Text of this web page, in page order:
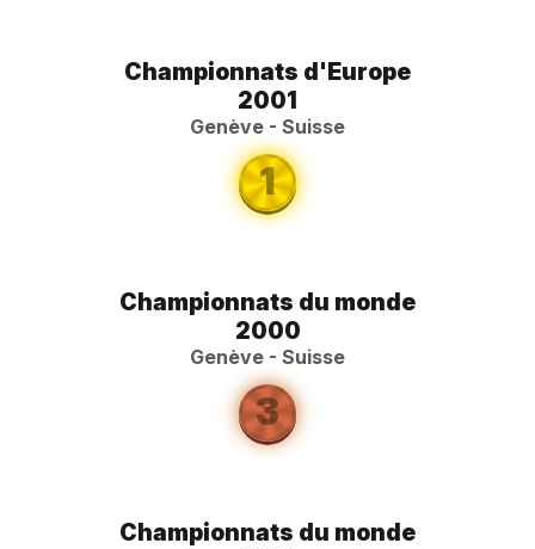
Championnats d'Europe
2001
Genève - Suisse
1
Championnats du monde
2000
Genève - Suisse
3
Championnats du monde